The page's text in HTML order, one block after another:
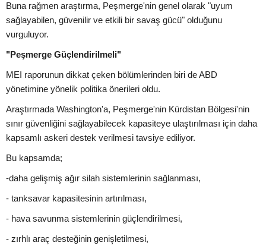
Buna rağmen araştırma, Peşmerge'nin genel olarak "uyum
sağlayabilen, güvenilir ve etkili bir savaş gücü" olduğunu
vurguluyor.
"Peşmerge Güçlendirilmeli"
MEI raporunun dikkat çeken bölümlerinden biri de ABD
yönetimine yönelik politika önerileri oldu.
Araştırmada Washington'a, Peşmerge'nin Kürdistan Bölgesi'nin
sınır güvenliğini sağlayabilecek kapasiteye ulaştırılması için daha
kapsamlı askeri destek verilmesi tavsiye ediliyor.
Bu kapsamda;
-daha gelişmiş ağır silah sistemlerinin sağlanması,
- tanksavar kapasitesinin artırılması,
- hava savunma sistemlerinin güçlendirilmesi,
- zırhlı araç desteğinin genişletilmesi,